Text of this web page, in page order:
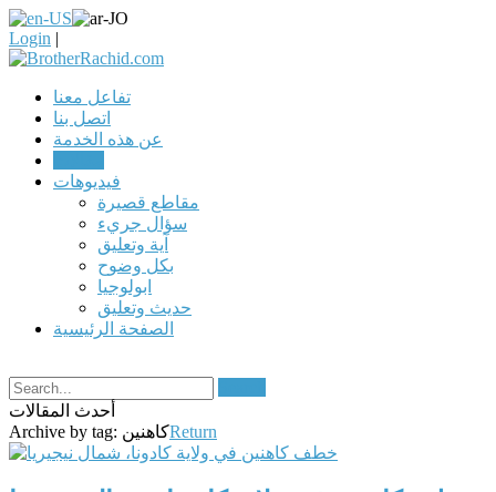
Login |
تفاعل معنا
اتصل بنا
عن هذه الخدمة
فيديوهات
مقاطع قصيرة
سؤال جريء
آية وتعليق
بكل وضوح
ابولوجيا
حديث وتعليق
الصفحة الرئيسية
أحدث المقالات
Archive by tag: كاهنينReturn